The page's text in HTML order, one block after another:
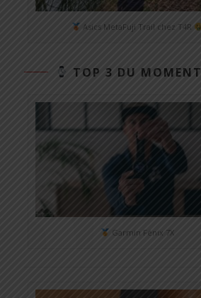
Asics MetaFuji Trail chez T4R
TOP 3 DU MOMENT
Garmin Fénix 7X